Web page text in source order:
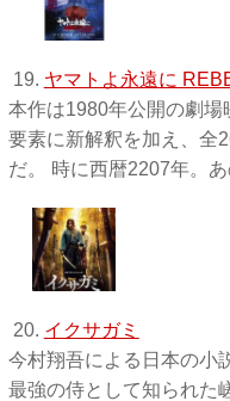
19. ヤマトよ永遠に
本作は1980年公開の劇
要素に新解釈を加え、全
だ。 時に西暦2207年。あ
20. イクサガミ
今村翔吾による日本の小
最強の侍として知られた